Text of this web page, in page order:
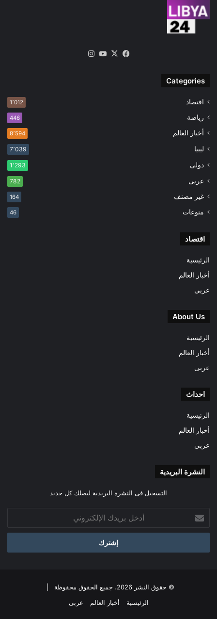
فيسبوك
‫X
‫YouTube
Categories
اقتصاد 1٬012
رياضة 446
أخبار العالم 8٬594
ليبيا 7٬039
دولى 1٬293
عربى 782
غير مصنف 164
منوعات 46
اقتصاد
الرئيسية
أخبار العالم
عربى
About Us
الرئيسية
أخبار العالم
عربى
احداث
الرئيسية
أخبار العالم
عربى
النشرة البريدية
التسجيل فى النشرة البريدية ليصلك كل جديد
بريدك
الإلكتروني
© حقوق النشر 2026، جميع الحقوق محفوظة |
الرئيسية
أخبار العالم عربى